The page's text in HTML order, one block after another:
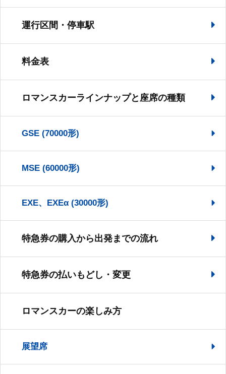
運行区間・停車駅
料金表
ロマンスカーラインナップと座席の種類
GSE (70000形)
MSE (60000形)
EXE、EXEα (30000形)
特急券の購入から出発までの流れ
特急券の払いもどし・変更
ロマンスカーの楽しみ方
展望席